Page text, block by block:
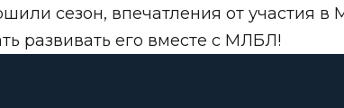
сезон, впечатления от участия
развивать его вместе с МЛБЛ!